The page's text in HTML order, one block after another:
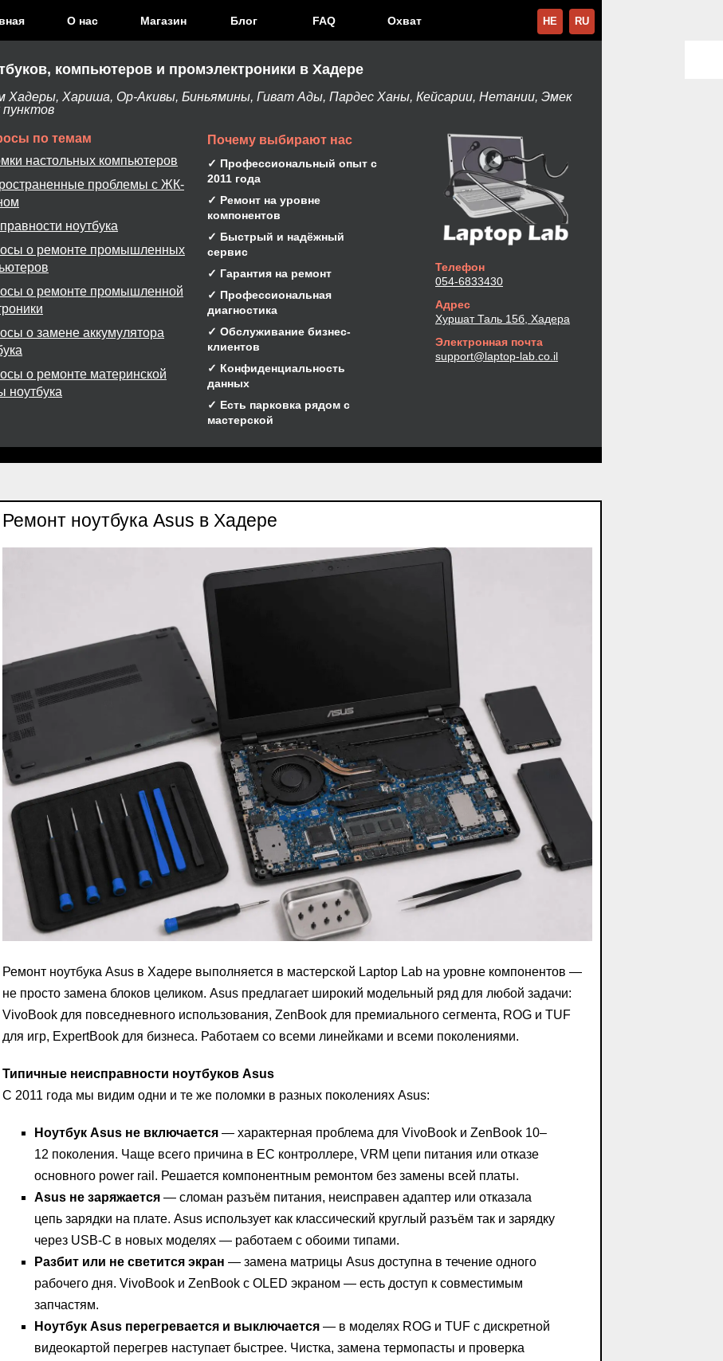
О нас Магазин Блог FAQ Охват HE RU
компьютеров и промэлектроники в Хадере
Хадеры, Хариша, Ор-Акивы, Биньямины, Гиват Ады, Пардес Ханы, Кейсарии, Нетании, Эмек
Телефон
054-6833430
Адрес
Хуршат Таль 15б, Хадера
Электронная почта
support@laptop-lab.co.il
по темам
настольных компьютеров
проблемы с ЖК-
ноутбука
о ремонте промышленных
о ремонте промышленной
о замене аккумулятора
о ремонте материнской
ноутбука
Почему выбирают нас
✓ Профессиональный опыт с
2011 года
✓ Ремонт на уровне
компонентов
✓ Быстрый и надёжный
сервис
✓ Гарантия на ремонт
✓ Профессиональная
диагностика
✓ Обслуживание бизнес-
клиентов
✓ Конфиденциальность
данных
✓ Есть парковка рядом с
мастерской
Ремонт ноутбука Asus в Хадере
Ремонт ноутбука Asus в Хадере выполняется в мастерской Laptop Lab на уровне компонентов —
не просто замена блоков целиком. Asus предлагает широкий модельный ряд для любой задачи:
VivoBook для повседневного использования, ZenBook для премиального сегмента, ROG и TUF
для игр, ExpertBook для бизнеса. Работаем со всеми линейками и всеми поколениями.
Типичные неисправности ноутбуков Asus
С 2011 года мы видим одни и те же поломки в разных поколениях Asus:
Ноутбук Asus не включается— характерная проблема для VivoBook и ZenBook 10–
12 поколения. Чаще всего причина в EC контроллере, VRM цепи питания или отказе
основного power rail. Решается компонентным ремонтом без замены всей платы.
Asus не заряжается— сломан разъём питания, неисправен адаптер или отказала
цепь зарядки на плате. Asus использует как классический круглый разъём так и зарядку
через USB-C в новых моделях — работаем с обоими типами.
Разбит или не светится экран — замена матрицы Asus доступна в течение одного
рабочего дня. VivoBook и ZenBook с OLED экраном — есть доступ к совместимым
запчастям.
Ноутбук Asus перегревается и выключается— в моделях ROG и TUF с дискретной
видеокартой перегрев наступает быстрее. Чистка, замена термопасты и проверка